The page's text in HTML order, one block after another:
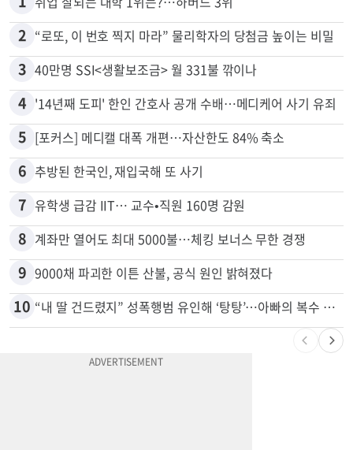
2 “로또, 이 번호 찍지 마라” 물리학자의 당첨금 높이는 비밀
3 40만명 SSI<생활보조금> 월 331불 깎이나
4 '14년째 도피' 한인 간호사 공개 수배…메디케어 사기 유죄
5 [포커스] 메디캘 대폭 개편…자산한도 84% 축소
6 추방된 한국인, 재입국해 또 사기
7 유학생 급감 IIT… 교수•직원 160명 감원
8 계좌만 열어도 최대 5000불…체킹 보너스 무한 경쟁
9 9000채 파괴한 이튼 산불, 공식 원인 밝혀졌다
10 “내 딸 건드렸지” 성폭행범 유인해 ‘탕탕’…아빠의 복수 결말